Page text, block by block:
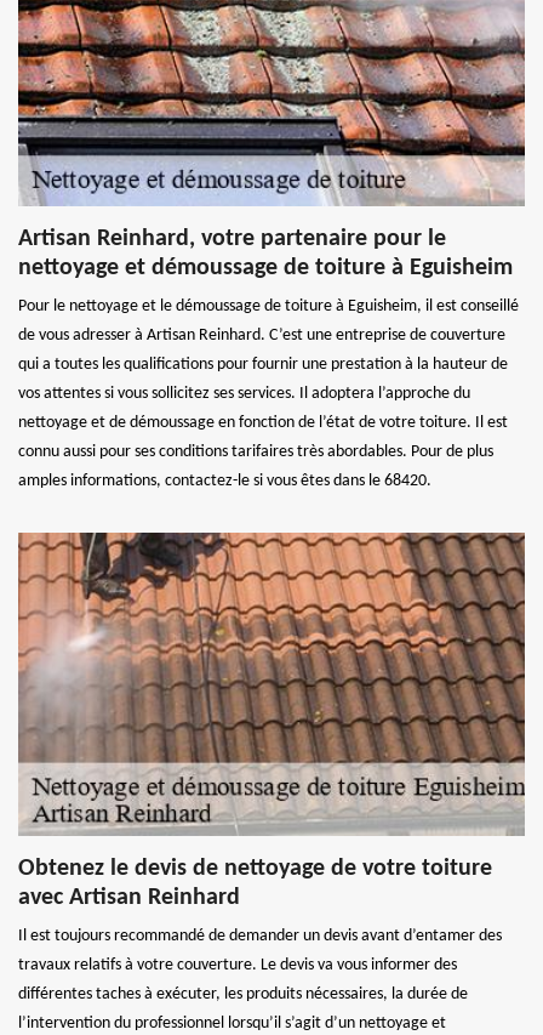
Artisan Reinhard, votre partenaire pour le
nettoyage et démoussage de toiture à Eguisheim
Pour le nettoyage et le démoussage de toiture à Eguisheim, il est conseillé
de vous adresser à Artisan Reinhard. C’est une entreprise de couverture
qui a toutes les qualifications pour fournir une prestation à la hauteur de
vos attentes si vous sollicitez ses services. Il adoptera l’approche du
nettoyage et de démoussage en fonction de l’état de votre toiture. Il est
connu aussi pour ses conditions tarifaires très abordables. Pour de plus
amples informations, contactez-le si vous êtes dans le 68420.
Obtenez le devis de nettoyage de votre toiture
avec Artisan Reinhard
Il est toujours recommandé de demander un devis avant d’entamer des
travaux relatifs à votre couverture. Le devis va vous informer des
différentes taches à exécuter, les produits nécessaires, la durée de
l’intervention du professionnel lorsqu’il s’agit d’un nettoyage et